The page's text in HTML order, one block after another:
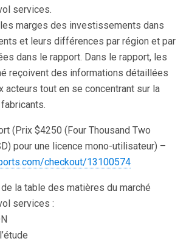
services.
les marges des investissements dans
et leurs différences par région et par
dans le rapport. Dans le rapport, les
reçoivent des informations détaillées
acteurs tout en se concentrant sur la
(Prix $4250 (Four Thousand Two
pour une licence mono-utilisateur) –
checkout/13100574
la table des matières du marché
services :